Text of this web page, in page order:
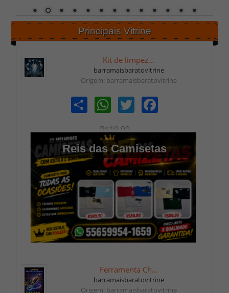
Principais Vitrine
Kit de limpez...
barramaisbaratovitrine
Origem: barramaisbaratovitrine
Share WhatsAppTwitter Facebook
R$19,99
Reis das Camisetas
Ferramenta Ch...
barramaisbaratovitrine
Origem: barramaisbaratovitrine